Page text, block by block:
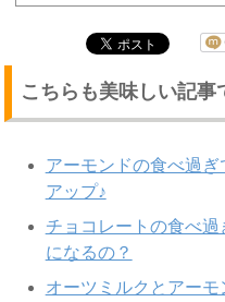
こちらも美味しい記事
アーモンドの食べ過
アップ♪
チョコレートの食べ
になるの？
オーツミルクとアー